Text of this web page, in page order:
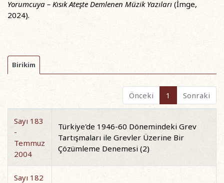
Yorumcuya – Kısık Ateşte Demlenen Müzik Yazıları (İmge,
2024).
Birikim
Önceki 1 Sonraki
Sayı 183
-
Temmuz
2004
Türkiye'de 1946-60 Dönemindeki Grev
Tartışmaları ile Grevler Üzerine Bir
Çözümleme Denemesi (2)
Sayı 182